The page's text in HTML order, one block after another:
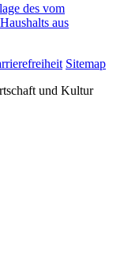
des vom
aus
Sitemap
und Kultur